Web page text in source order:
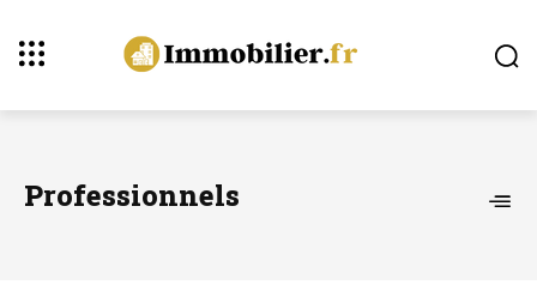
Professionnels